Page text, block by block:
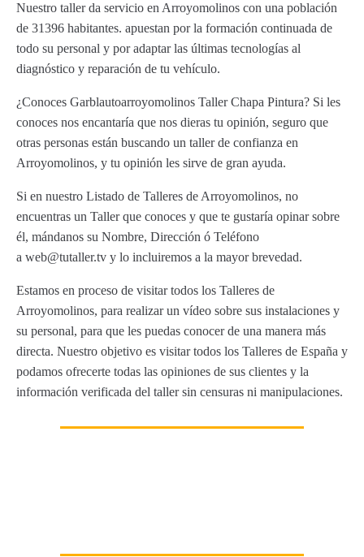
Nuestro taller da servicio en Arroyomolinos con una población
de 31396 habitantes. apuestan por la formación continuada de
todo su personal y por adaptar las últimas tecnologías al
diagnóstico y reparación de tu vehículo.
¿Conoces Garblautoarroyomolinos Taller Chapa Pintura? Si les
conoces nos encantaría que nos dieras tu opinión, seguro que
otras personas están buscando un taller de confianza en
Arroyomolinos, y tu opinión les sirve de gran ayuda.
Si en nuestro Listado de Talleres de Arroyomolinos, no
encuentras un Taller que conoces y que te gustaría opinar sobre
él, mándanos su Nombre, Dirección ó Teléfono
a web@tutaller.tv y lo incluiremos a la mayor brevedad.
Estamos en proceso de visitar todos los Talleres de
Arroyomolinos, para realizar un vídeo sobre sus instalaciones y
su personal, para que les puedas conocer de una manera más
directa. Nuestro objetivo es visitar todos los Talleres de España y
podamos ofrecerte todas las opiniones de sus clientes y la
información verificada del taller sin censuras ni manipulaciones.